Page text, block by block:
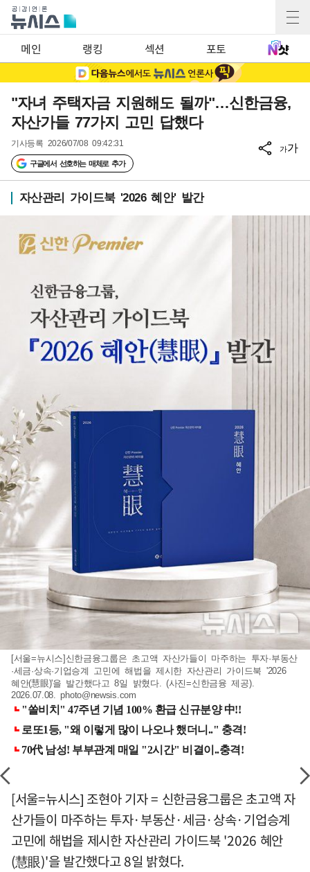
메인 랭킹 섹션 포토
"자녀 주택자금 지원해도 될까"…신한금융,
자산가들 77가지 고민 답했다
기사등록 2026/07/08 09:42:31
구글에서 선호하는 매체로 추가
가가
자산관리 가이드북 '2026 혜안' 발간
[서울=뉴시스]신한금융그룹은 초고액 자산가들이 마주하는 투자·부동산
·세금·상속·기업승계 고민에 해법을 제시한 자산관리 가이드북 '2026
혜안(慧眼)'을 발간했다고 8일 밝혔다. (사진=신한금융 제공).
2026.07.08.photo@newsis.com
[서울=뉴시스] 조현아 기자 = 신한금융그룹은 초고액 자
산가들이 마주하는 투자·부동산·세금·상속·기업승계
고민에 해법을 제시한 자산관리 가이드북 '2026 혜안
(慧眼)'을 발간했다고 8일 밝혔다.